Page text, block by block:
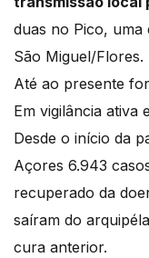
duas no Pico, uma
São Miguel/Flores.
Até ao presente
Em vigilância ativa
Desde o início da
Açores 6.943
recuperado da
saíram do
cura anterior.